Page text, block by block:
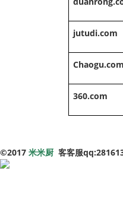
jutudi.com
Chaogu.com
360.com
©2017 米米厨 客客服